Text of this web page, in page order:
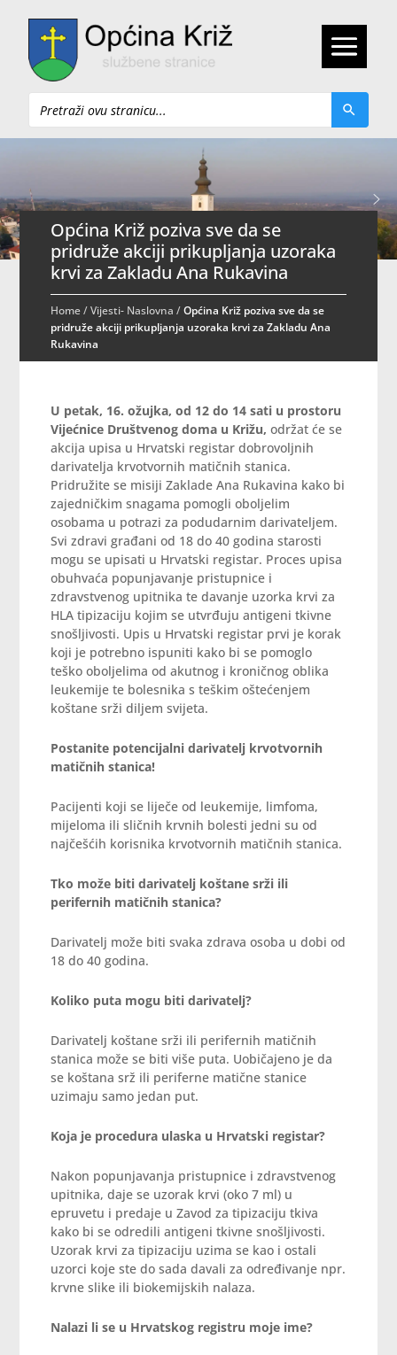
Pretraži
Općina Križ poziva sve da se
pridruže akciji prikupljanja uzoraka
krvi za Zakladu Ana Rukavina
Home/Vijesti- Naslovna /Općina Križ poziva sve da se
pridruže akciji prikupljanja uzoraka krvi za Zakladu Ana
Rukavina
U petak, 16. ožujka, od 12 do 14 sati u prostoru
Vijećnice Društvenog doma u Križu, održat će se
akcija upisa u Hrvatski registar dobrovoljnih
darivatelja krvotvornih matičnih stanica.
Pridružite se misiji Zaklade Ana Rukavina kako bi
zajedničkim snagama pomogli oboljelim
osobama u potrazi za podudarnim darivateljem.
Svi zdravi građani od 18 do 40 godina starosti
mogu se upisati u Hrvatski registar. Proces upisa
obuhvaća popunjavanje pristupnice i
zdravstvenog upitnika te davanje uzorka krvi za
HLA tipizaciju kojim se utvrđuju antigeni tkivne
snošljivosti. Upis u Hrvatski registar prvi je korak
koji je potrebno ispuniti kako bi se pomoglo
teško oboljelima od akutnog i kroničnog oblika
leukemije te bolesnika s teškim oštećenjem
koštane srži diljem svijeta.
Postanite potencijalni darivatelj krvotvornih
matičnih stanica!
Pacijenti koji se liječe od leukemije, limfoma,
mijeloma ili sličnih krvnih bolesti jedni su od
najčešćih korisnika krvotvornih matičnih stanica.
Tko može biti darivatelj koštane srži ili
perifernih matičnih stanica?
Darivatelj može biti svaka zdrava osoba u dobi od
18 do 40 godina.
Koliko puta mogu biti darivatelj?
Darivatelj koštane srži ili perifernih matičnih
stanica može se biti više puta. Uobičajeno je da
se koštana srž ili periferne matične stanice
uzimaju samo jedan put.
Koja je procedura ulaska u Hrvatski registar?
Nakon popunjavanja pristupnice i zdravstvenog
upitnika, daje se uzorak krvi (oko 7 ml) u
epruvetu i predaje u Zavod za tipizaciju tkiva
kako bi se odredili antigeni tkivne snošljivosti.
Uzorak krvi za tipizaciju uzima se kao i ostali
uzorci koje ste do sada davali za određivanje npr.
krvne slike ili biokemijskih nalaza.
Nalazi li se u Hrvatskog registru moje ime?